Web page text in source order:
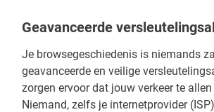
Geavanceerde
Je browsegeschiedenis is niemands
geavanceerde en veilige
zorgen ervoor dat jouw verkeer te
Niemand, zelfs je internetprovider